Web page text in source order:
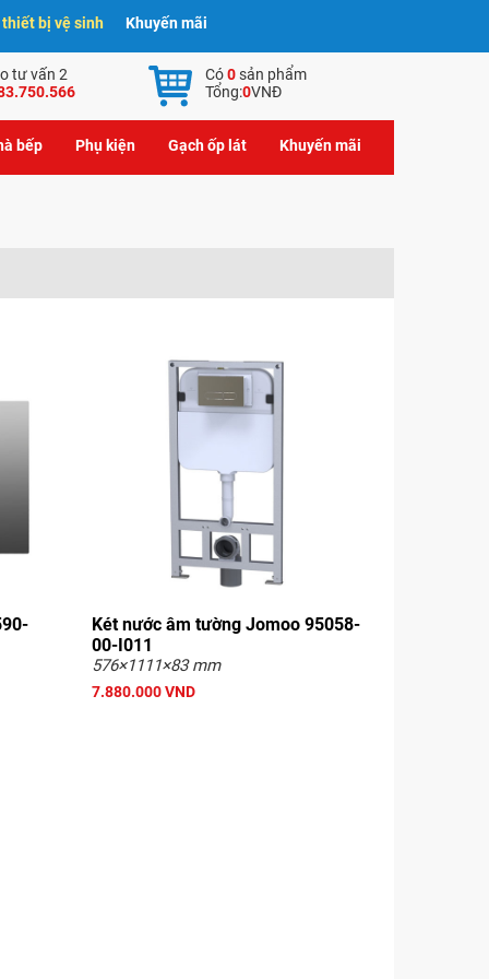
thiết bị vệ sinh Khuyến mãi
tư vấn 2
Có0sản phẩm
Tổng:0VNĐ
bếp Phụ kiện Gạch ốp lát Khuyến mãi
Két nước âm tường Jomoo 95058-
00-I011
576×1111×83 mm
7.880.000 VND